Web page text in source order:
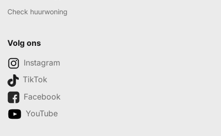
Check huurwoning
Volg ons
Instagram
TikTok
Facebook
YouTube